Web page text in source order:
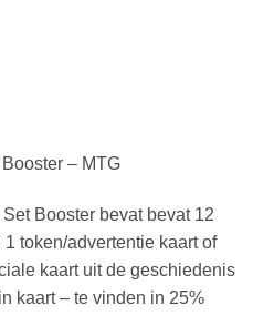
– MTG
Booster bevat bevat 12
token/advertentie kaart of
kaart uit de geschiedenis
kaart – te vinden in 25%